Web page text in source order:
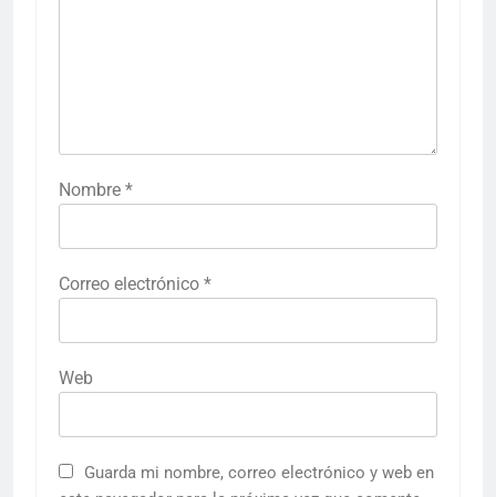
Nombre *
Correo electrónico *
Web
Guarda mi nombre, correo electrónico y web en